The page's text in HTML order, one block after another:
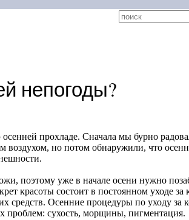
непогоды?
прохладе. Сначала мы бурно
но потом обнаружили, что
поэтому уже в начале осени нужно
красоты состоит в постоянном уходе за
средств. Осенние процедуры по уходу
проблем: сухость, морщины, пигментация.